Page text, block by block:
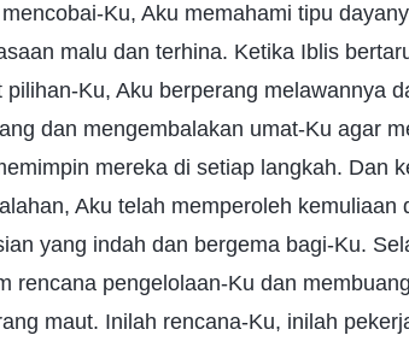
Ku, Aku memahami tipu
malu dan terhina. Ketika Iblis
Ku, Aku berperang melawannya
dan mengembalakan umat-Ku agar
mereka di setiap langkah. Dan
Aku telah memperoleh kemuliaan
yang indah dan bergema bagi-Ku.
rencana pengelolaan-Ku dan
maut. Inilah rencana-Ku, inilah